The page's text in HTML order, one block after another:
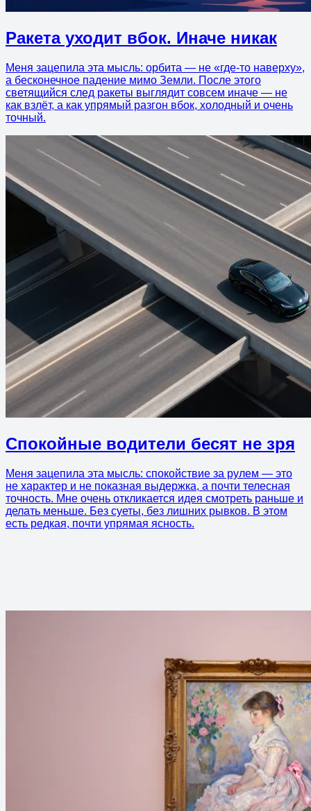
Ракета уходит вбок. Иначе никак
Меня зацепила эта мысль: орбита — не «где-то наверху»,
а бесконечное падение мимо Земли. После этого
светящийся след ракеты выглядит совсем иначе — не
как взлёт, а как упрямый разгон вбок, холодный и очень
точный.
Спокойные водители бесят не зря
Меня зацепила эта мысль: спокойствие за рулем — это
не характер и не показная выдержка, а почти телесная
точность. Мне очень откликается идея смотреть раньше и
делать меньше. Без суеты, без лишних рывков. В этом
есть редкая, почти упрямая ясность.